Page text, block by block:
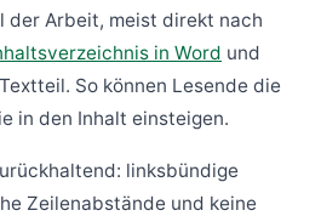
der Arbeit, meist direkt nach
in Word und
So können Lesende die
in den Inhalt einsteigen.
linksbündige
Zeilenabstände und keine